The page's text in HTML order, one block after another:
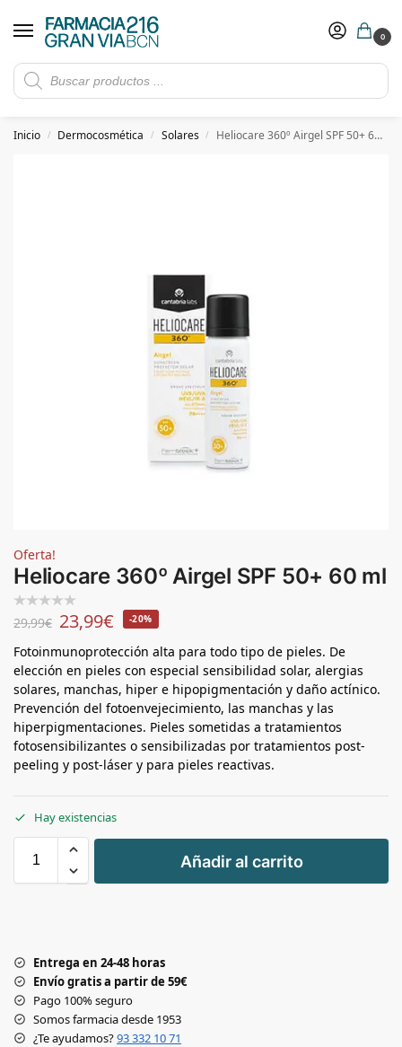
0
Rebajas de verano hasta -30%
​ 5€ de descuento con el cupón 5GRANVIA (compras superiores a 150€)
Inicio / Dermocosmética / Solares / Heliocare 360º Airgel SPF 50+ 60 ml
Oferta!
Heliocare 360º Airgel SPF 50+ 60 ml
29,99€ 23,99€ -20%
Fotoinmunoprotección alta para todo tipo de pieles. De
elección en pieles con especial sensibilidad solar, alergias
solares, manchas, hiper e hipopigmentación y daño actínico.
Prevención del fotoenvejecimiento, las manchas y las
hiperpigmentaciones. Pieles sometidas a tratamientos
fotosensibilizantes o sensibilizadas por tratamientos post-
peeling y post-láser y para pieles reactivas.
Hay existencias
+
-
Añadir al carrito
Entrega en 24-48 horas
Envío gratis a partir de 59€
Pago 100% seguro
Somos farmacia desde 1953
¿Te ayudamos?93 332 10 71